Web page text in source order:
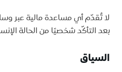
لا تُقدّم أي مساعدة مالية عبر
بعد التأكّد شخصيًا من الحالة
السياق